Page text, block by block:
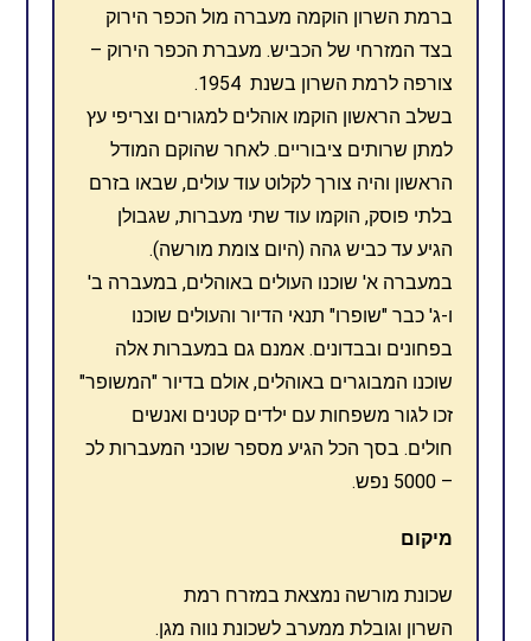
ברמת השרון הוקמה מעברה מול הכפר הירוק
בצד המזרחי של הכביש. מעברת הכפר הירוק –
צורפה לרמת השרון בשנת 1954.
בשלב הראשון הוקמו אוהלים למגורים וצריפי עץ
למתן שרותים ציבוריים. לאחר שהוקם המודל
הראשון והיה צורך לקלוט עוד עולים, שבאו בזרם
בלתי פוסק, הוקמו עוד שתי מעברות, שגבולן
הגיע עד כביש גהה (היום צומת מורשה).
במעברה א' שוכנו העולים באוהלים, במעברה ב'
ו-ג' כבר "שופרו" תנאי הדיור והעולים שוכנו
בפחונים ובבדונים. אמנם גם במעברות אלה
שוכנו המבוגרים באוהלים, אולם בדיור "המשופר"
זכו לגור משפחות עם ילדים קטנים ואנשים
חולים. בסך הכל הגיע מספר שוכני המעברות לכ
– 5000 נפש.
מיקום
שכונת מורשה נמצאת במזרח רמת
השרון וגובלת ממערב לשכונת נווה מגן.